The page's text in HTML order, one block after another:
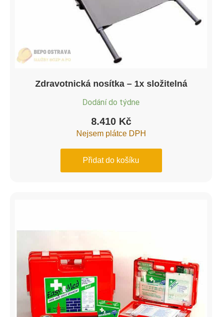
Zdravotnická nosítka – 1x složitelná
Dodání do týdne
8.410 Kč
Nejsem plátce DPH
Přidat do košíku